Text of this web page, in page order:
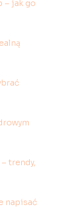
– jak go
trendy,
napisać